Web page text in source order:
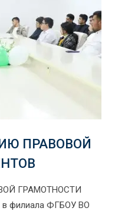
ПРАВОВОЙ
ГРАМОТНОСТИ
в филиала ФГБОУ ВО